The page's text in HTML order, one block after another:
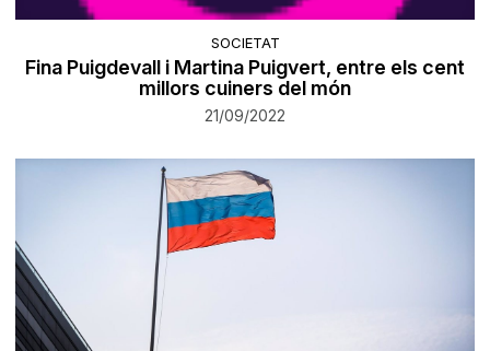
SOCIETAT
Fina Puigdevall i Martina Puigvert, entre els cent
millors cuiners del món
21/09/2022